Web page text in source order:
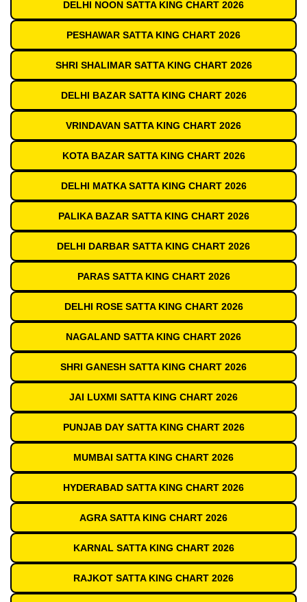
DELHI NOON SATTA KING CHART 2026
PESHAWAR SATTA KING CHART 2026
SHRI SHALIMAR SATTA KING CHART 2026
DELHI BAZAR SATTA KING CHART 2026
VRINDAVAN SATTA KING CHART 2026
KOTA BAZAR SATTA KING CHART 2026
DELHI MATKA SATTA KING CHART 2026
PALIKA BAZAR SATTA KING CHART 2026
DELHI DARBAR SATTA KING CHART 2026
PARAS SATTA KING CHART 2026
DELHI ROSE SATTA KING CHART 2026
NAGALAND SATTA KING CHART 2026
SHRI GANESH SATTA KING CHART 2026
JAI LUXMI SATTA KING CHART 2026
PUNJAB DAY SATTA KING CHART 2026
MUMBAI SATTA KING CHART 2026
HYDERABAD SATTA KING CHART 2026
AGRA SATTA KING CHART 2026
KARNAL SATTA KING CHART 2026
RAJKOT SATTA KING CHART 2026